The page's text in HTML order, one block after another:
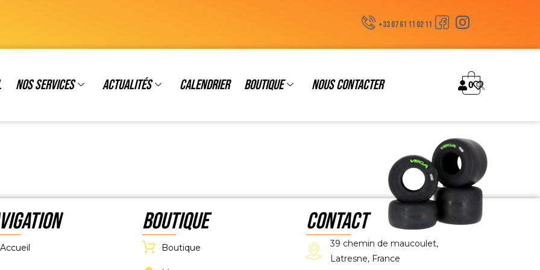
+33 07 61 11 02 11
Nos services Actualités Calendrier Boutique Nous contacter 0
Accueil
Boutique
Boutique
CONTACT
39 chemin de maucoulet,
Latresne, France